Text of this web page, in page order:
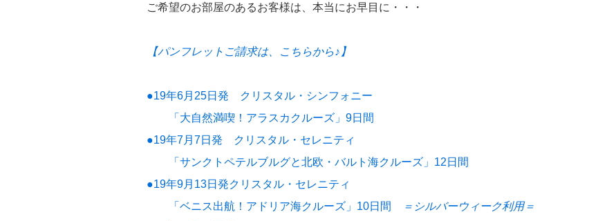
ご希望のお部屋のあるお客様は、本当にお早目に・・・
【パンフレットご請求は、こちらから♪】
●19年6月25日発 クリスタル・シンフォニー
「大自然満喫！アラスカクルーズ」9日間
●19年7月7日発 クリスタル・セレニティ
「サンクトペテルブルグと北欧・バルト海クルーズ」12日間
●19年9月13日発クリスタル・セレニティ
「ベニス出航！アドリア海クルーズ」10日間
＝シルバーウィーク利用＝